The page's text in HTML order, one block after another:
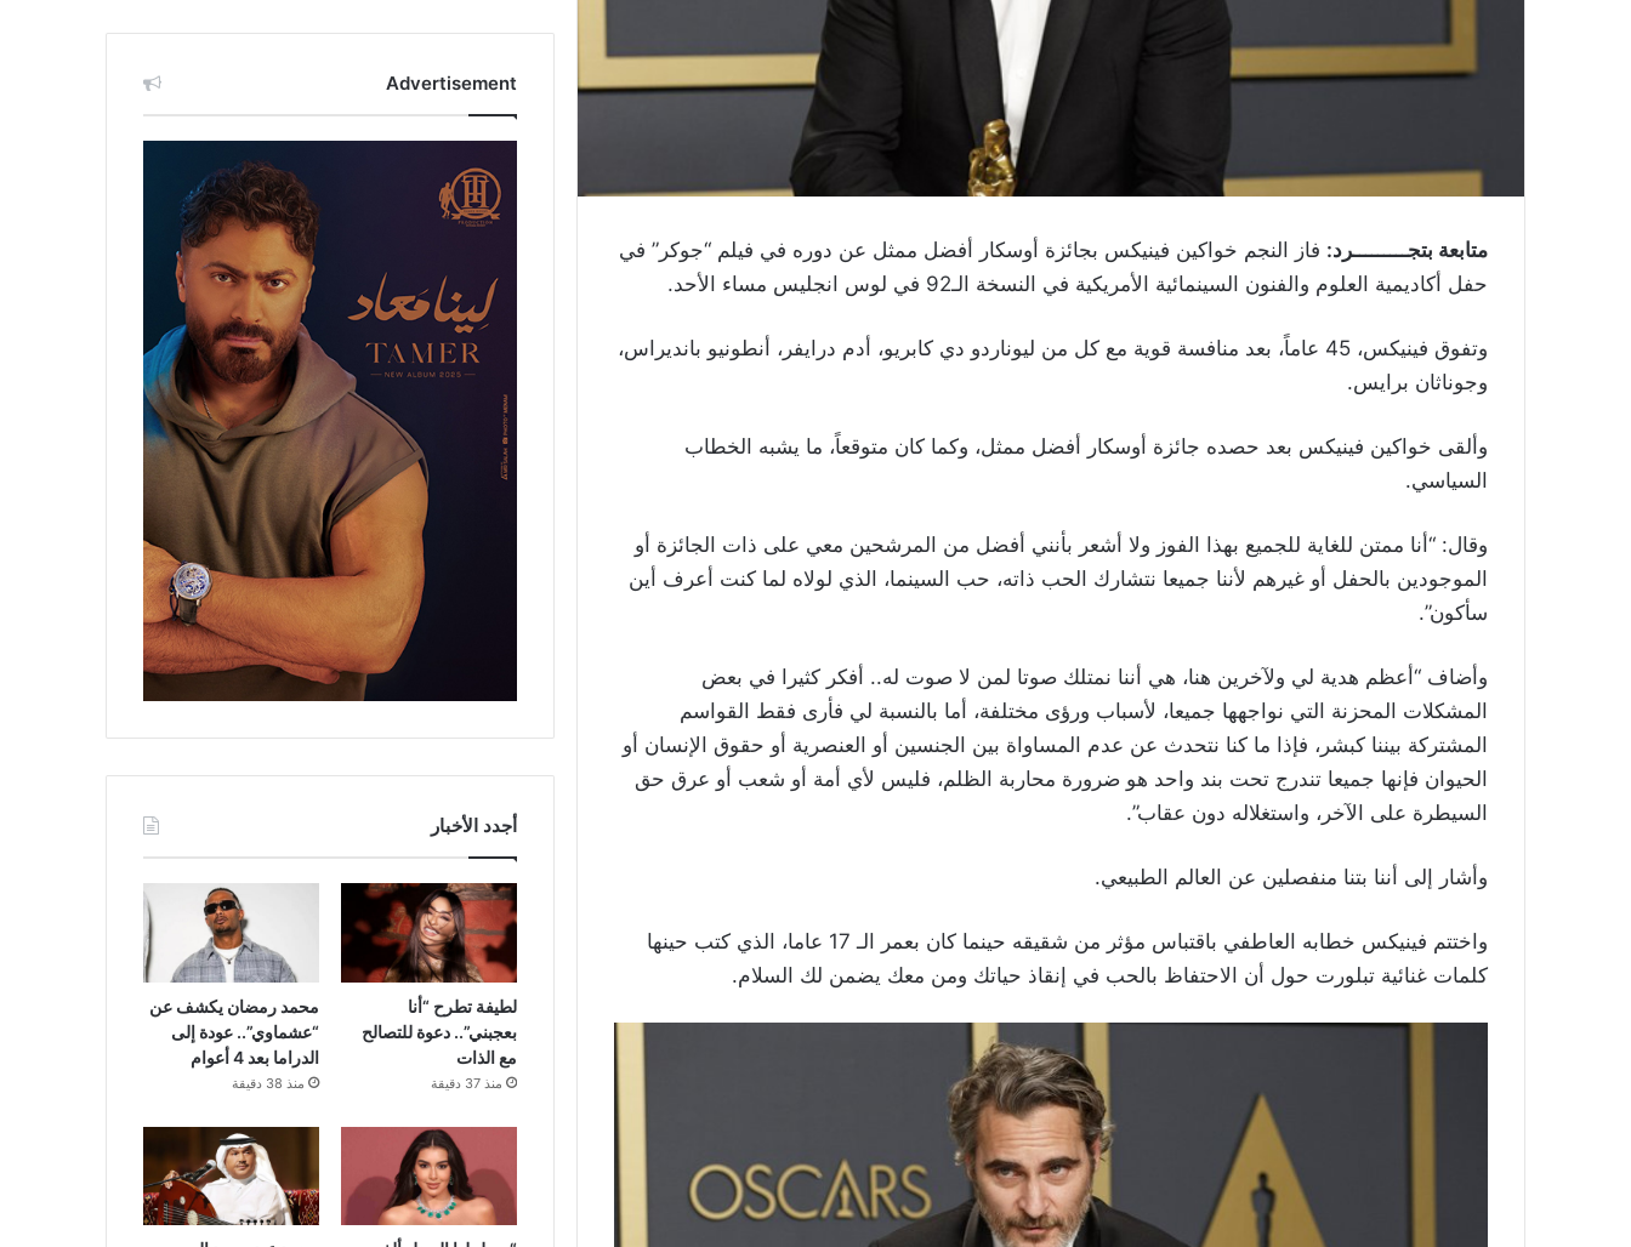
متابعة بتجـــــــــرد: فاز النجم خواكين فينيكس بجائزة أوسكار أفضل ممثل عن دوره في فيلم “جوكر” في
حفل أكاديمية العلوم والفنون السينمائية الأمريكية في النسخة الـ92 في لوس انجليس مساء الأحد
.
وتفوق فينيكس، 45 عاماً، بعد منافسة قوية مع كل من ليوناردو دي كابريو، أدم درايفر، أنطونيو بانديراس،
وجوناثان برايس.
وألقى خواكين فينيكس بعد حصده جائزة أوسكار أفضل ممثل، وكما كان متوقعاً، ما يشبه الخطاب
السياسي.
وقال: “أنا ممتن للغاية للجميع بهذا الفوز ولا أشعر بأنني أفضل من المرشحين معي على ذات الجائزة أو
الموجودين بالحفل أو غيرهم لأننا جميعا نتشارك الحب ذاته، حب السينما، الذي لولاه لما كنت أعرف أين
سأكون”.
وأضاف “أعظم هدية لي ولآخرين هنا، هي أننا نمتلك صوتا لمن لا صوت له.. أفكر كثيرا في بعض
المشكلات المحزنة التي نواجهها جميعا، لأسباب ورؤى مختلفة، أما بالنسبة لي فأرى فقط القواسم
المشتركة بيننا كبشر، فإذا ما كنا نتحدث عن عدم المساواة بين الجنسين أو العنصرية أو حقوق الإنسان أو
الحيوان فإنها جميعا تندرج تحت بند واحد هو ضرورة محاربة الظلم، فليس لأي أمة أو شعب أو عرق حق
السيطرة على الآخر، واستغلاله دون عقاب”.
وأشار إلى أننا بتنا منفصلين عن العالم الطبيعي.
واختتم فينيكس خطابه العاطفي باقتباس مؤثر من شقيقه حينما كان بعمر الـ 17 عاما، الذي كتب حينها
كلمات غنائية تبلورت حول أن الاحتفاظ بالحب في إنقاذ حياتك ومن معك يضمن لك السلام.
Advertisement
أجدد الأخبار
لطيفة تطرح “أنا
بعجبني”.. دعوة للتصالح
مع الذات
منذ 37 دقيقة
محمد رمضان يكشف عن
“عشماوي”.. عودة إلى
الدراما بعد 4 أعوام
منذ 38 دقيقة